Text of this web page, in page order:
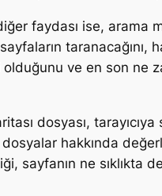
faydası ise, arama
taranacağını,
ve en son ne
dosyası,
hakkında
sayfanın ne sıklıkta